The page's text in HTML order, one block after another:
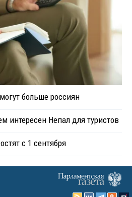
больше россиян
интересен Непал для туристов
с 1 сентября